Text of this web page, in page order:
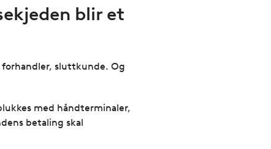
blir et
forhandler, sluttkunde. Og
med håndterminaler,
betaling skal